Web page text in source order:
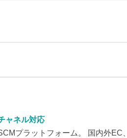
ャネル対応
プラットフォーム。 国内外EC